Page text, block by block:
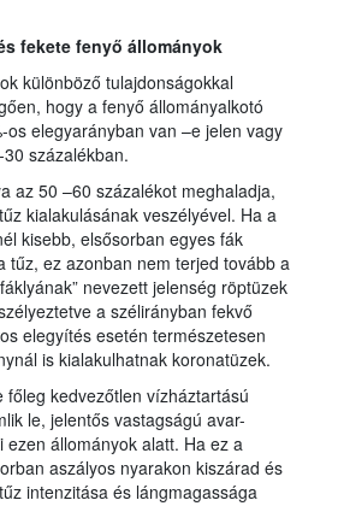
fekete fenyő állományok
különböző tulajdonságokkal
hogy a fenyő állományalkotó
os elegyarányban van –e jelen vagy
százalékban.
az 50 –60 százalékot meghaladja,
kialakulásának veszélyével. Ha a
kisebb, elsősorban egyes fák
tűz, ez azonban nem terjed tovább a
nevezett jelenség röptüzek
a szélirányban fekvő
elegyítés esetén természetesen
is kialakulhatnak koronatüzek.
főleg kedvezőtlen vízháztartású
le, jelentős vastagságú avar-
ezen állományok alatt. Ha ez a
aszályos nyarakon kiszárad és
intenzitása és lángmagassága